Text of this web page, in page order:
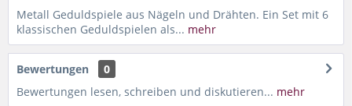
Metall Geduldspiele aus Nägeln und Drähten. Ein Set mit 6
klassischen Geduldspielen als... mehr
Bewertungen
0
Bewertungen lesen, schreiben und diskutieren... mehr